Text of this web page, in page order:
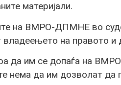
материјали.
на ВМРО-ДПМНЕ во
владеењето на правото и
да им се допаѓа на
нема да им дозволат да